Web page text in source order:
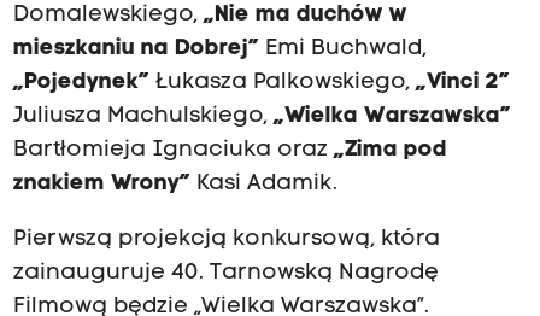
Domalewskiego, „Nie ma duchów w
mieszkaniu na Dobrej” Emi Buchwald,
„Pojedynek” Łukasza Palkowskiego, „Vinci 2”
Juliusza Machulskiego, „Wielka Warszawska”
Bartłomieja Ignaciuka oraz „Zima pod
znakiem Wrony” Kasi Adamik.
Pierwszą projekcją konkursową, która
zainauguruje 40. Tarnowską Nagrodę
Filmową będzie „Wielka Warszawska”.